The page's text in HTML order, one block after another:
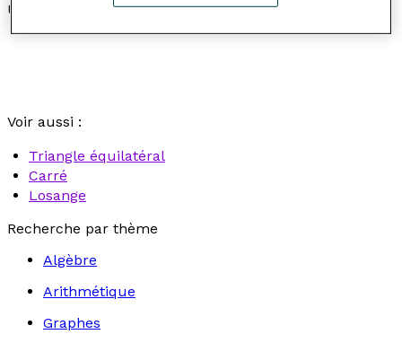
Un carré est équilatéral :
Voir aussi :
Triangle équilatéral
Carré
Losange
Recherche par thème
Algèbre
Arithmétique
Graphes